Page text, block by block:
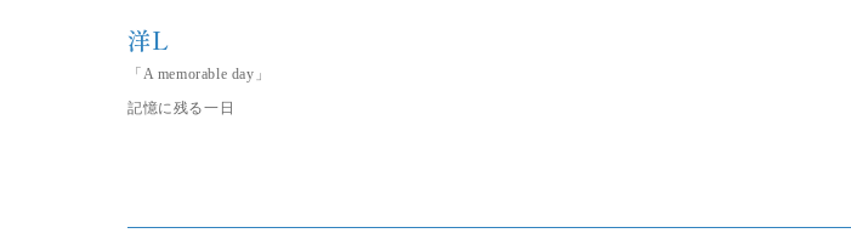
洋L
「A memorable day」
記憶に残る一日